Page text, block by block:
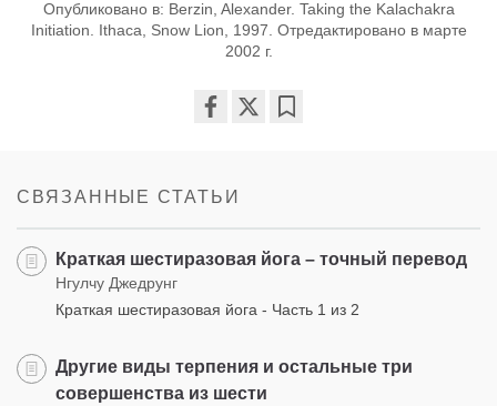
Опубликовано в: Berzin, Alexander. Taking the Kalachakra
Initiation. Ithaca, Snow Lion, 1997. Отредактировано в марте
2002 г.
СВЯЗАННЫЕ СТАТЬИ
Краткая шестиразовая йога – точный перевод
Нгулчу Джедрунг
Краткая шестиразовая йога - Часть 1 из 2
Другие виды терпения и остальные три
совершенства из шести